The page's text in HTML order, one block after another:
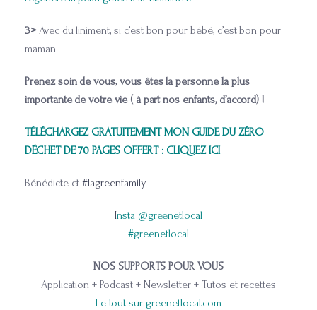
3>Avec du liniment, si c’est bon pour bébé, c’est bon pour
maman
Prenez soin de vous, vous êtes la personne la plus
importante de votre vie ( à part nos enfants, d’accord) !
TÉLÉCHARGEZ GRATUITEMENT MON GUIDE DU ZÉRO
DÉCHET DE 70 PAGES OFFERT : CLIQUEZ ICI
Bénédicte et#lagreenfamily
Insta @greenetlocal
#greenetlocal
NOS SUPPORTS POUR VOUS
Application + Podcast + Newsletter + Tutos et recettes
Le tout sur greenetlocal.com